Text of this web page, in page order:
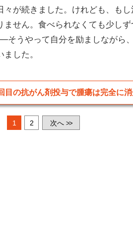
が続きました。けれども、もし
ません。食べられなくても少し
そうやって自分を励ましながら
した。
目の抗がん剤投与で腫瘍は完全に
1 2 次へ >>